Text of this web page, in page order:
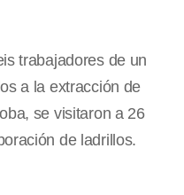
trabajadores de un
a la extracción de
se visitaron a 26
de ladrillos.